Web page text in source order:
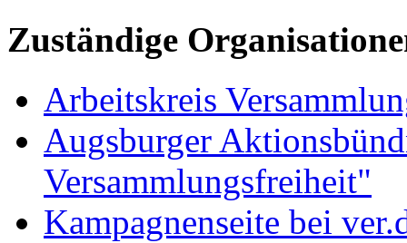
Zuständige
Arbeitskreis
Augsburger
Versammlungsfreiheit"
Kampagnenseite bei